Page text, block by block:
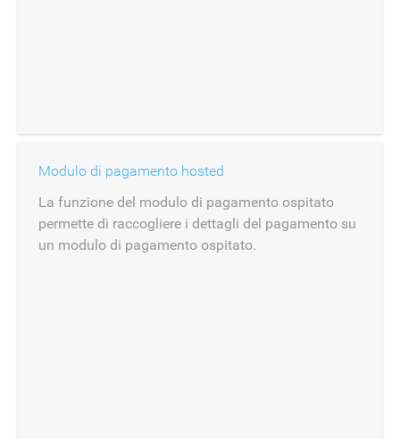
Modulo di pagamento hosted
La funzione del modulo di pagamento ospitato
permette di raccogliere i dettagli del pagamento su
un modulo di pagamento ospitato.